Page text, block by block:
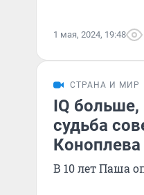
1 мая, 2024, 19:48
СТРАНА И МИР
IQ больше,
судьба
В 10 лет Паша